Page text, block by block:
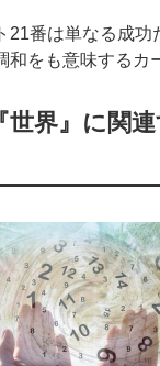
21番は単なる成功
をも意味するカ
世界』に関